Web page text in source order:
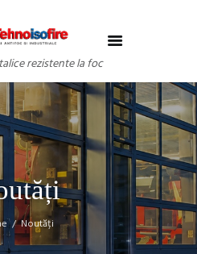
rezistente la foc
Noutăți